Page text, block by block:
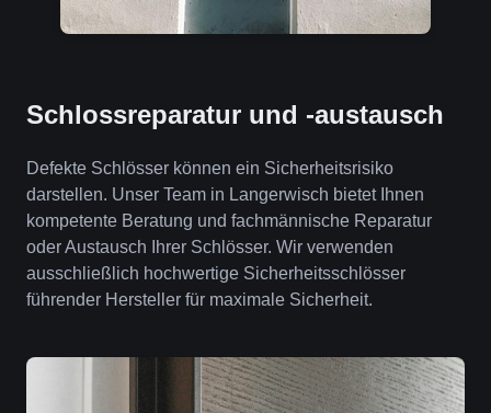
Schlossreparatur und -austausch
Defekte Schlösser können ein Sicherheitsrisiko
darstellen. Unser Team in Langerwisch bietet Ihnen
kompetente Beratung und fachmännische Reparatur
oder Austausch Ihrer Schlösser. Wir verwenden
ausschließlich hochwertige Sicherheitsschlösser
führender Hersteller für maximale Sicherheit.